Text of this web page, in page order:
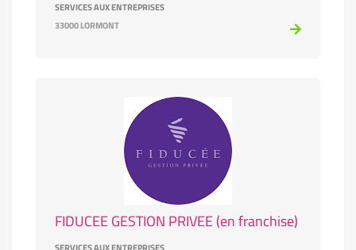
SERVICES AUX ENTREPRISES
33000 LORMONT
FIDUCEE GESTION PRIVEE (en franchise)